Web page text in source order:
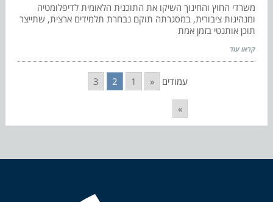
משרדי החוץ והחינוך השיקו את התוכנית הלאומית לדיפלומטיה
ומנהיגות ציבורית, במסגרתה תוקם נבחרת תלמידים ארצית, שתייצר
תוכן אותנטי בזמן אמת
קראו עוד
עמודים «
1
2
3
»